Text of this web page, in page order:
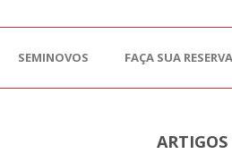
SEMINOVOS FAÇA SUA RESERVA